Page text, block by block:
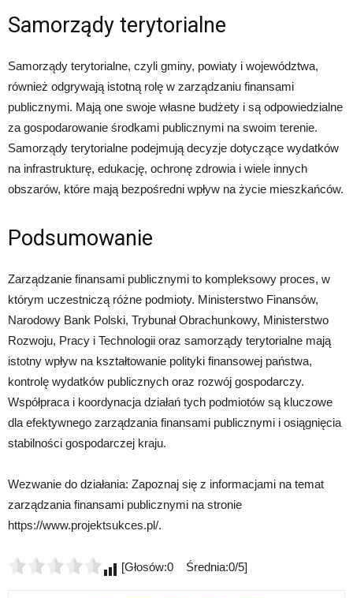
Samorządy terytorialne
Samorządy terytorialne, czyli gminy, powiaty i województwa,
również odgrywają istotną rolę w zarządzaniu finansami
publicznymi. Mają one swoje własne budżety i są odpowiedzialne
za gospodarowanie środkami publicznymi na swoim terenie.
Samorządy terytorialne podejmują decyzje dotyczące wydatków
na infrastrukturę, edukację, ochronę zdrowia i wiele innych
obszarów, które mają bezpośredni wpływ na życie mieszkańców.
Podsumowanie
Zarządzanie finansami publicznymi to kompleksowy proces, w
którym uczestniczą różne podmioty. Ministerstwo Finansów,
Narodowy Bank Polski, Trybunał Obrachunkowy, Ministerstwo
Rozwoju, Pracy i Technologii oraz samorządy terytorialne mają
istotny wpływ na kształtowanie polityki finansowej państwa,
kontrolę wydatków publicznych oraz rozwój gospodarczy.
Współpraca i koordynacja działań tych podmiotów są kluczowe
dla efektywnego zarządzania finansami publicznymi i osiągnięcia
stabilności gospodarczej kraju.
Wezwanie do działania: Zapoznaj się z informacjami na temat
zarządzania finansami publicznymi na stronie
https://www.projektsukces.pl/.
[Głosów:0 Średnia:0/5]